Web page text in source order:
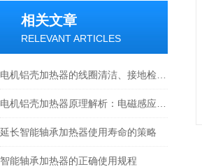
相关文章
RELEVANT ARTICLES
延长智能轴承加热器使用寿命的策略
智能轴承加热器的正确使用规程